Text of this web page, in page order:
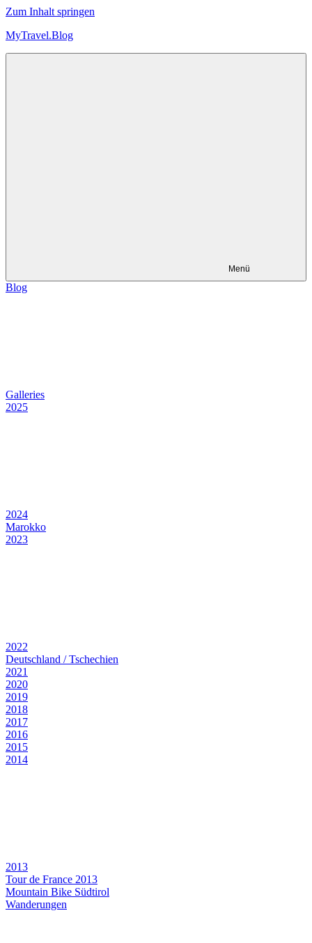
Zum Inhalt springen
MyTravel.Blog
Menü
Blog
Galleries
2025
2024
Marokko
2023
2022
Deutschland / Tschechien
2021
2020
2019
2018
2017
2016
2015
2014
2013
Tour de France 2013
Mountain Bike Südtirol
Wanderungen